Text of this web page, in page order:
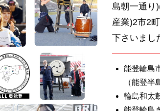
島朝一通り
産業)2市2
下さいまし
能登輪島
（能登半
輪島和太